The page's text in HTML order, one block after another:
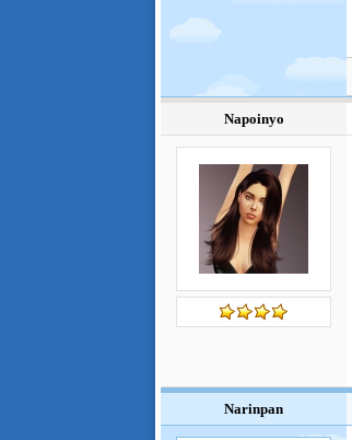
Napoinyo
Narinpan